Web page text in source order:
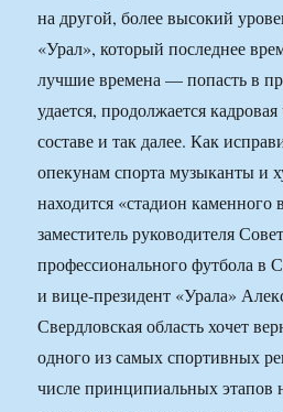
на другой, более высокий
«Урал», который последнее
лучшие времена — попасть в
удается, продолжается
составе и так далее. Как
опекунам спорта музыканты и
находится «стадион каменного
заместитель руководителя
профессионального футбола в
и вице-президент «Урала»
Свердловская область хочет
одного из самых спортивных
числе принципиальных